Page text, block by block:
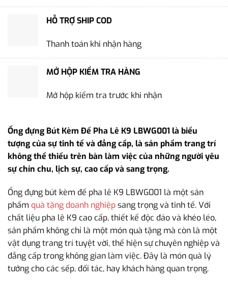
HỖ TRỢ SHIP COD
Thanh toán khi nhận hàng
MỞ HỘP KIỂM TRA HÀNG
Mở hộp kiểm tra trước khi nhận
Ống đựng Bút Kèm Đế Pha Lê K9 LBWG001 là biểu
tượng của sự tinh tế và đẳng cấp, là sản phẩm trang trí
không thể thiếu trên bàn làm việc của những người yêu
sự chỉn chu, lịch sự, cao cấp và sang trọng.
Ống đựng bút kèm đế pha lê K9 LBWG001 là một sản
phẩm quà tặng doanh nghiệpsang trọng và tinh tế. Với
chất liệu pha lê K9 cao cấp, thiết kế độc đáo và khéo léo,
sản phẩm không chỉ là một món quà tặng mà còn là một
vật dụng trang trí tuyệt vời, thể hiện sự chuyên nghiệp và
đẳng cấp trong không gian làm việc. Đây là món quà lý
tưởng cho các sếp, đối tác, hay khách hàng quan trọng.